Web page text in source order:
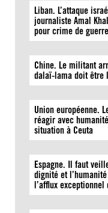
Liban. L’attaque
journaliste Amal
pour crime de guerre
Chine. Le militant
dalaï-lama doit être
Union européenne.
réagir avec
situation à Ceuta
Espagne. Il faut
dignité et
l’afflux exceptionnel